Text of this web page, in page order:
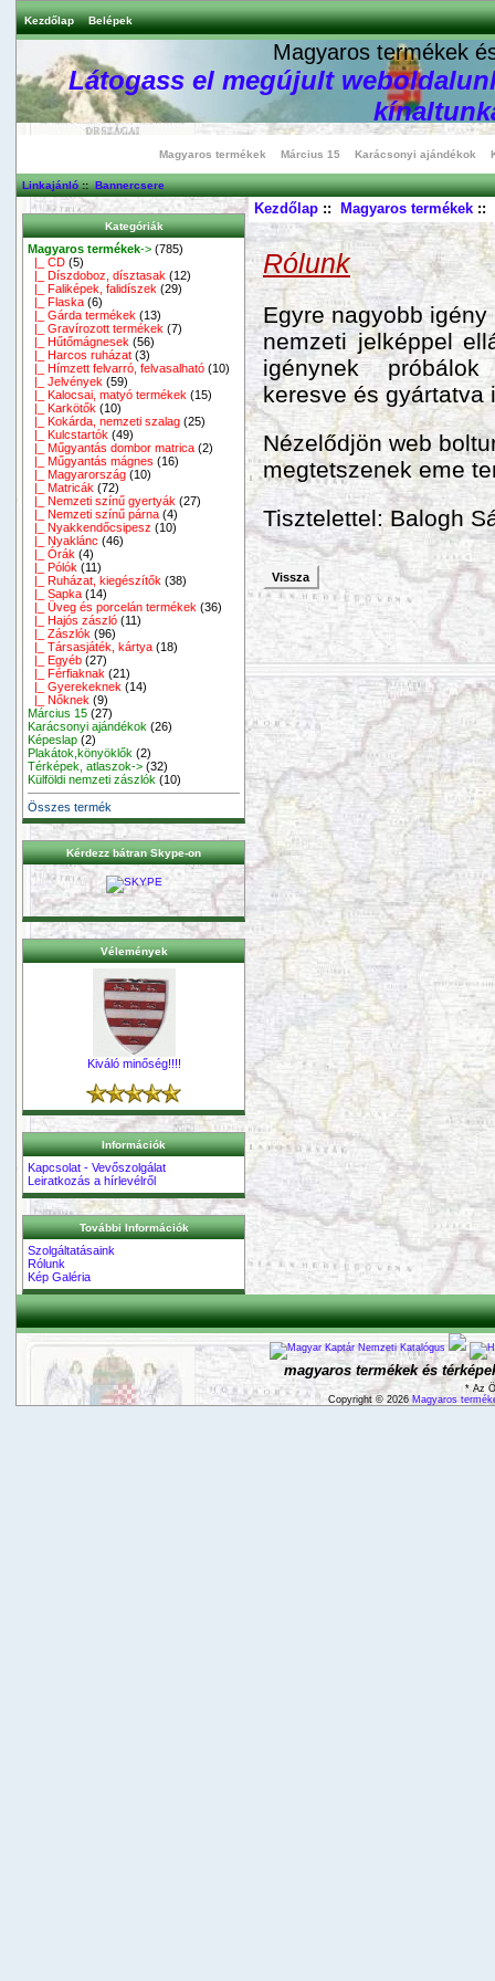
Kezdőlap Belépek
Magyaros termékek
Látogass el megújult
Magyaros termékek Március 15 Karácsonyi ajándékok
Linkajánló::Bannercsere
Kategóriák
Magyaros termékek-> (785)
|_ CD (5)
|_ Díszdoboz, dísztasak (12)
|_ Faliképek, falidíszek (29)
|_ Flaska (6)
|_ Gárda termékek (13)
|_ Gravírozott termékek (7)
|_ Hűtőmágnesek (56)
|_ Harcos ruházat (3)
|_ Hímzett felvarró, felvasalható (10)
|_ Jelvények (59)
|_ Kalocsai, matyó termékek (15)
|_ Karkötők (10)
|_ Kokárda, nemzeti szalag (25)
|_ Kulcstartók (49)
|_ Műgyantás dombor matrica (2)
|_ Műgyantás mágnes (16)
|_ Magyarország (10)
|_ Matricák (72)
|_ Nemzeti színű gyertyák (27)
|_ Nemzeti színű párna (4)
|_ Nyakkendőcsipesz (10)
|_ Nyaklánc (46)
|_ Órák (4)
|_ Pólók (11)
|_ Ruházat, kiegészítők (38)
|_ Sapka (14)
|_ Üveg és porcelán termékek (36)
|_ Hajós zászló (11)
|_ Zászlók (96)
|_ Társasjáték, kártya (18)
|_ Egyéb (27)
|_ Férfiaknak (21)
|_ Gyerekeknek (14)
|_ Nőknek (9)
Március 15 (27)
Karácsonyi ajándékok (26)
Képeslap (2)
Plakátok,könyöklők (2)
Térképek, atlaszok-> (32)
Külföldi nemzeti zászlók (10)
Összes termék
Kérdezz bátran Skype-on
Vélemények
Kiváló minőség!!!!
Információk
Kapcsolat - Vevőszolgálat
Leiratkozás a hírlevélről
További Információk
Szolgáltatásaink
Rólunk
Kép Galéria
Kezdőlap:: Magyaros termékek::
Rólunk
Egyre nagyobb
nemzeti jelképpel
igénynek
keresve és gyártatva
Nézelődjön web
megtetszenek eme
Tisztelettel: Balogh
Vissza
magyaros termékek és
* Az
Copyright © 2026 Magyaros